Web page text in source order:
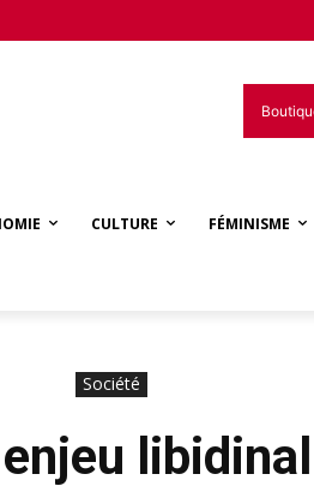
CULTURE FÉMINISME
Société